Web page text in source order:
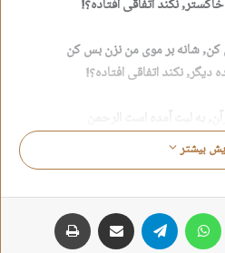
نکند اتفاقی افتاده؟!
شانه بر موی من نزن بس کن
نکند اتفاقی افتاده؟!
به لبت آمده است الرحمن
نکند اتفاقی افتاده؟!
نکند اتفاقی افتاده؟!
بیشتر
لینکدین تلگرام اشتراک گذاری از طریق ایمیل